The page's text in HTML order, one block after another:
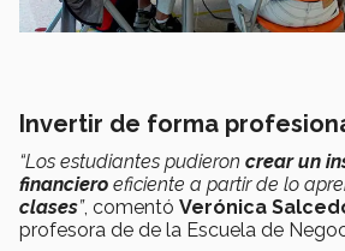
Invertir de forma
“Los estudiantes pudieron crear un
financiero eficiente a partir de lo
clases”, comentó Verónica
profesora de de la Escuela de